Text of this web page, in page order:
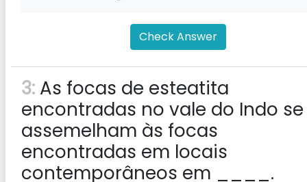
Check Answer
3: As focas de esteatita
encontradas no vale do Indo se
assemelham às focas
encontradas em locais
contemporâneos em ____.